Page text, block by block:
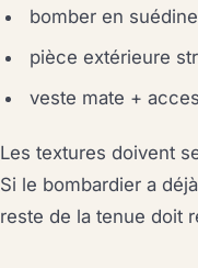
bomber en
pièce extérieure
veste mate +
Les textures doivent
Si le bombardier a
reste de la tenue doit